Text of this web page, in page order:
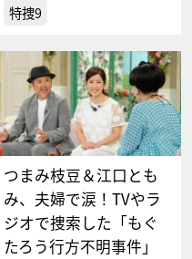
特捜9
つまみ枝豆＆江口とも
み、夫婦で涙！TVやラ
ジオで捜索した「もぐ
たろう行方不明事件」